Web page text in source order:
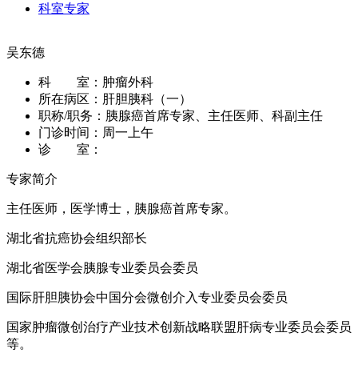
科室专家
吴东德
科 室： 肿瘤外科
所在病区： 肝胆胰科（一）
职称/职务： 胰腺癌首席专家、主任医师、科副主任
门诊时间： 周一上午
诊 室：
专家简介
主任医师，医学博士，胰腺癌首席专家。
湖北省抗癌协会组织部长
湖北省医学会胰腺专业委员会委员
国际肝胆胰协会中国分会微创介入专业委员会委员
国家肿瘤微创治疗产业技术创新战略联盟肝病专业委员会委员
等。